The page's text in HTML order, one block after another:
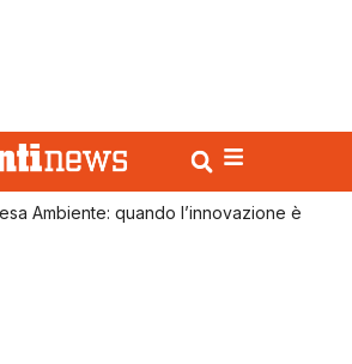
Ambiente: quando l’innovazione è